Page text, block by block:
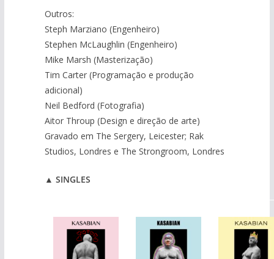
Outros:
Steph Marziano (Engenheiro)
Stephen McLaughlin (Engenheiro)
Mike Marsh (Masterização)
Tim Carter (Programação e produção
adicional)
Neil Bedford (Fotografia)
Aitor Throup (Design e direção de arte)
Gravado em The Sergery, Leicester; Rak
Studios, Londres e The Strongroom, Londres
▲ SINGLES